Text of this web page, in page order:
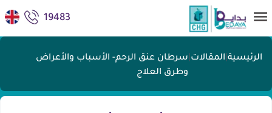
الرئيسية المقالات سرطان عنق الرحم- الأسباب والأعراض
وطرق العلاج
19483